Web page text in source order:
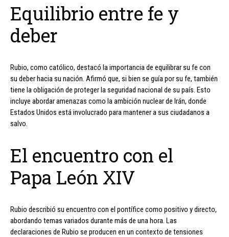
Equilibrio entre fe y
deber
Rubio, como católico, destacó la importancia de equilibrar su fe con
su deber hacia su nación. Afirmó que, si bien se guía por su fe, también
tiene la obligación de proteger la seguridad nacional de su país. Esto
incluye abordar amenazas como la ambición nuclear de Irán, donde
Estados Unidos está involucrado para mantener a sus ciudadanos a
salvo.
El encuentro con el
Papa León XIV
Rubio describió su encuentro con el pontífice como positivo y directo,
abordando temas variados durante más de una hora. Las
declaraciones de Rubio se producen en un contexto de tensiones